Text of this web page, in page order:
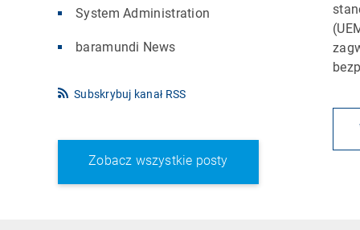
System Administration
baramundi News
Subskrybuj kanał RSS
Zobacz wszystkie posty